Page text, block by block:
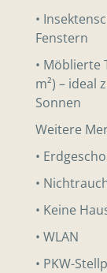
•
Fenstern
• Möblierte
m²) – ideal
Sonnen
Weitere
•
•
• Keine
• WLAN
• PKW-